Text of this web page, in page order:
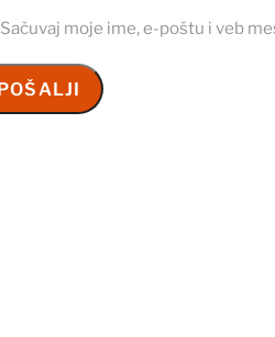
Sačuvaj moje ime, e-poštu i veb